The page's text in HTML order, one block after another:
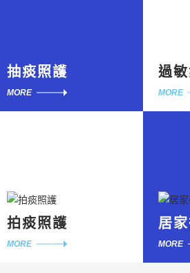
抽痰照護
MORE
過
MORE
拍痰照護
MORE
居
MORE